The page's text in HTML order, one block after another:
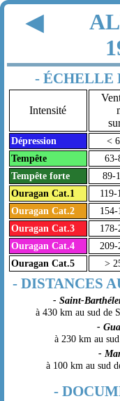
◀
- ÉCHELLE
Intensité
Dépression <
Tempête
63-
Tempête forte
89-
Ouragan Cat.1
Ouragan Cat.2
Ouragan Cat.3
Ouragan Cat.4
Ouragan Cat.5
>
- DISTANCES
- Saint-
à 430 km au sud de
-
à 230 km au
-
à 100 km au sud
-